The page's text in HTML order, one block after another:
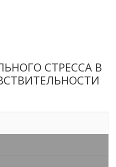
СТРЕССА В